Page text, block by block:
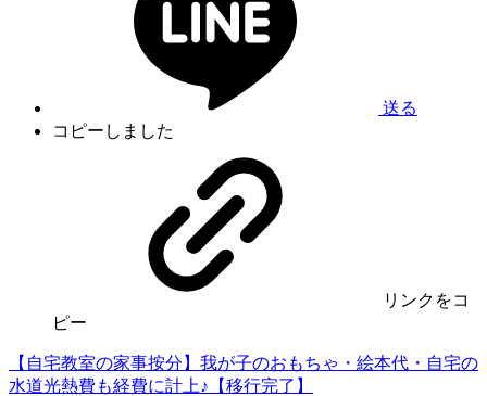
送る
コピーしました
リンク をコ
ピー
【自宅教室の家事按分】我が子のおもちゃ・絵本代・自宅の
水道光熱費も経費に計上♪【移行完了】